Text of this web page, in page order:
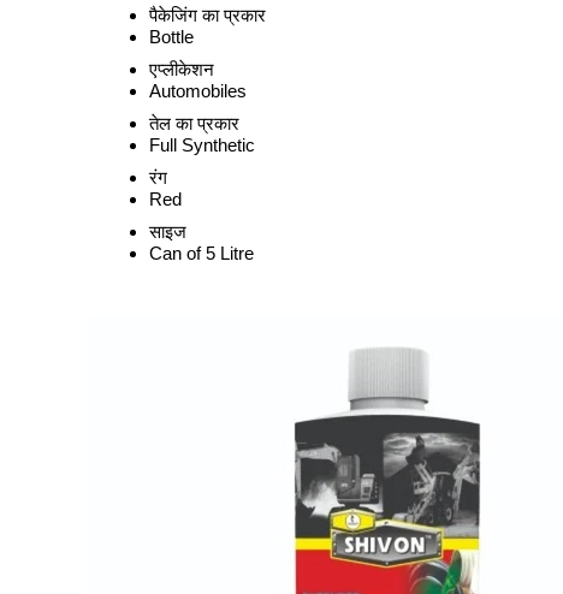
पैकेजिंग का प्रकार
Bottle
एप्लीकेशन
Automobiles
तेल का प्रकार
Full Synthetic
रंग
Red
साइज
Can of 5 Litre